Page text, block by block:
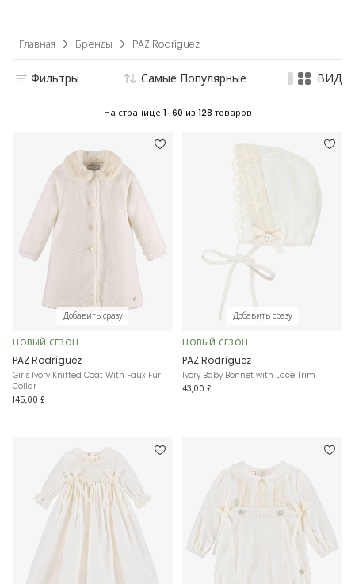
Главная Бренды PAZ Rodríguez
Фильтры Самые Популярные ВИД
На странице 1-60 из 128 товаров
Добавить сразу
НОВЫЙ СЕЗОН
PAZ Rodríguez
Girls Ivory Knitted Coat With Faux Fur
Collar
145,00 £
Добавить сразу
НОВЫЙ СЕЗОН
PAZ Rodríguez
Ivory Baby Bonnet with Lace Trim
43,00 £